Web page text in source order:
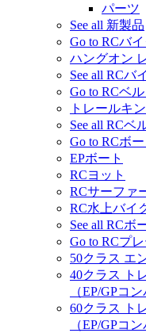
パーツ
See all 新製品
Go to RCバイ
ハングオン
See all RCバ
Go to RCベ
トレールキ
See all RCベ
Go to RCボー
EPボート
RCヨット
RCサーファ
RC水上バイ
See all RCボ
Go to RCプ
50クラス エ
40クラス ト
（EP/GPコ
60クラス ト
（EP/GPコ